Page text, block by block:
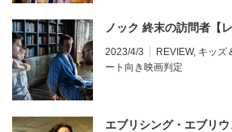
ノック 終末の訪問者【レ
2023/4/3 REVIEW, キッズ
ート向き映画判定
エブリシング・エブリ